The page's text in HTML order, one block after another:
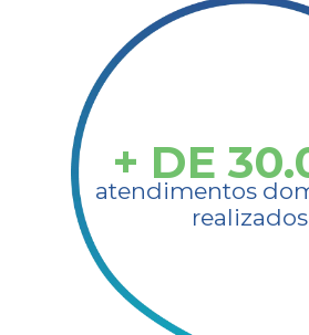
+ DE
atendimentos
realizados